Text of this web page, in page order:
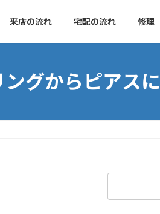
来店の流れ 宅配の流れ 修理
グからピアスに